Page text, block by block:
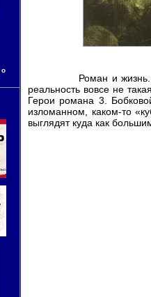
о
Роман и жизнь...
реальность вовсе не
Герои романа 3.
изломанном, каком-то
выглядят куда как